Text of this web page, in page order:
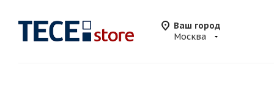
Ваш город
Москва